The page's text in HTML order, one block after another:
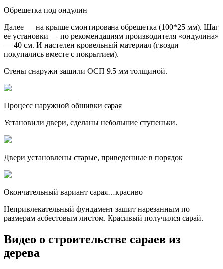
Обрешетка под ондулин
Далее — на крыше смонтирована обрешетка (100*25 мм). Шаг
ее установки — по рекомендациям производителя «ондулина»
— 40 см. И настелен кровельный материал (гвозди
покупались вместе с покрытием).
Стены снаружи зашили ОСП 9,5 мм толщиной.
Процесс наружной обшивки сарая
Установили двери, сделаны небольшие ступеньки.
Двери установлены старые, приведенные в порядок
Окончательный вариант сарая…красиво
Непривлекательный фундамент зашит нарезанным по
размерам асбестовым листом. Красивый получился сарай.
Видео о строительстве сараев из
дерева